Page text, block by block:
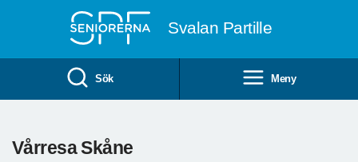
Svalan Partille
Sök Meny
Vårresa Skåne